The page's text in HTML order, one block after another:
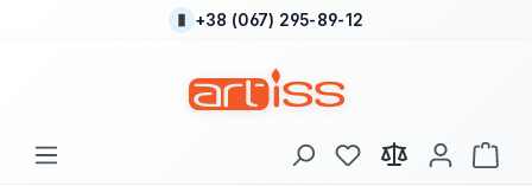
Перейти до основного вмісту
+38 (067) 295-89-12
У вас є 0 у списку